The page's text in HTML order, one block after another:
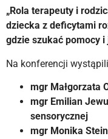
„Rola terapeuty i
dziecka z deficytami
gdzie szukać pomocy
Na konferencji
mgr Małgorzata
mgr Emilian
sensorycznej
mgr Monika